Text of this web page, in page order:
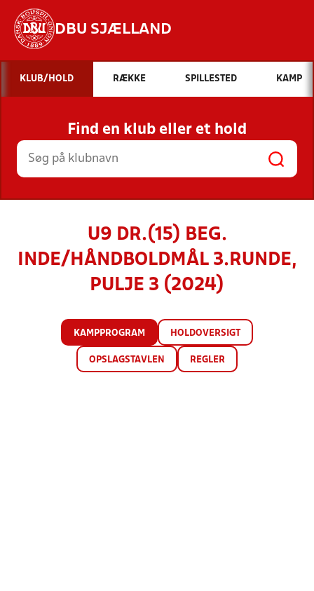
DBU SJÆLLAND
Hvad vil du søge efter?
INDHOLD OG NYHEDER
STILLINGER, RESULTATER, KLUBBER OG
HOLD
KLUB/HOLD RÆKKE SPILLESTED KAMP
Find en klub eller et hold
U9 DR.(15) BEG.
INDE/HÅNDBOLDMÅL 3.RUNDE,
PULJE 3 (2024)
KAMPPROGRAM HOLDOVERSIGT
OPSLAGSTAVLEN REGLER